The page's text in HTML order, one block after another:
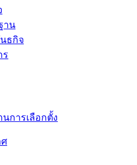
าน
ธกิจ
ร
การเลือกตั้ง